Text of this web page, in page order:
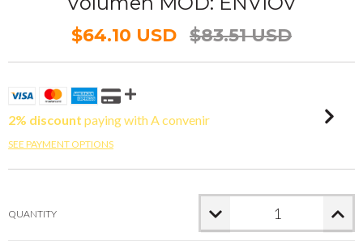
$64.10 USD $83.51 USD
2% discount paying with A convenir
SEE PAYMENT OPTIONS
QUANTITY